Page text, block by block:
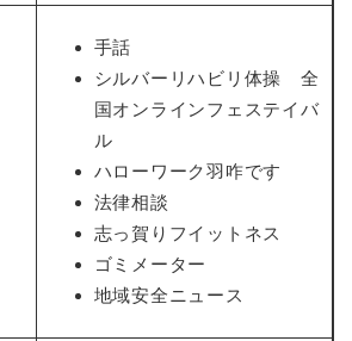
手話
シルバーリハビリ体操 全
国オンラインフェステイバ
ル
ハローワーク羽咋です
法律相談
志っ賀りフイットネス
ゴミメーター
地域安全ニュース